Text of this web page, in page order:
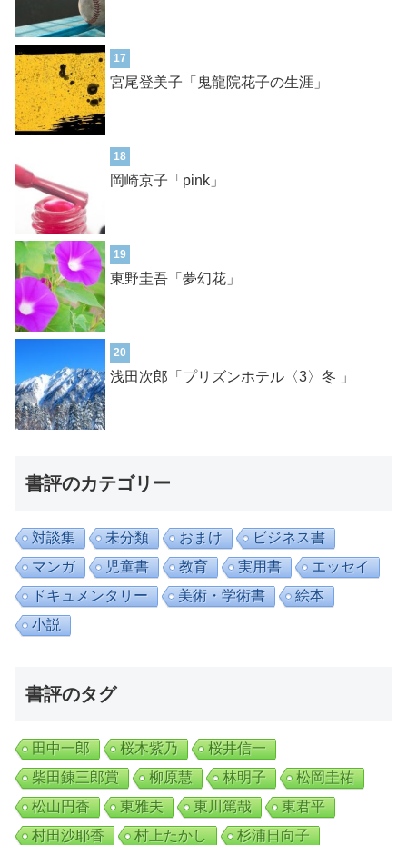
17
宮尾登美子「鬼龍院花子の生涯」
18
岡崎京子「pink」
19
東野圭吾「夢幻花」
20
浅田次郎「プリズンホテル〈3〉冬 」
書評のカテゴリー
対談集 未分類 おまけ
ビジネス書
マンガ
児童書 教育 実用書
エッセイ
ドキュメンタリー
美術・学術書
絵本
小説
書評のタグ
田中一郎 桜木紫乃
桜井信一
柴田錬三郎賞
柳原慧 林明子
松岡圭祐
松山円香
東雅夫 東川篤哉
東君平
村田沙耶香
村上たかし
杉浦日向子